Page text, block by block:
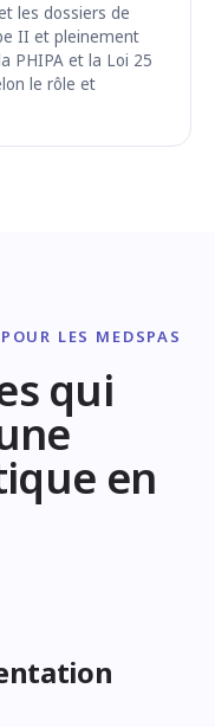
les dossiers de
II et pleinement
PHIPA et la Loi 25
le rôle et
LES MEDSPAS
qui
en